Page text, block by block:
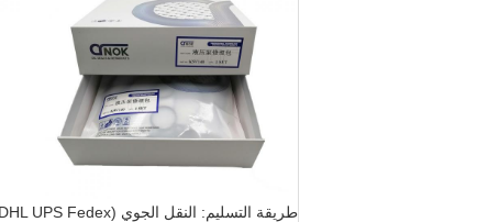
طريقة التسليم: النقل الجوي (DHL UPS Fedex) والشحن البحري